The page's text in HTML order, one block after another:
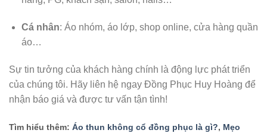
Cá nhân: Áo nhóm, áo lớp, shop online, cửa hàng quần
áo…
Sự tin tưởng của khách hàng chính là động lực phát triển
của chúng tôi. Hãy liên hệ ngay Đồng Phục Huy Hoàng để
nhận báo giá và được tư vấn tận tình!
Tìm hiểu thêm: Áo thun không cổ đồng phục là gì?, Mẹo